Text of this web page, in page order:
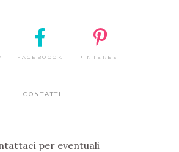
FACEBOOOK PINTEREST
CONTATTI
per eventuali